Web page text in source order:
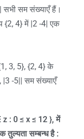
सभी सम संख्याएँ हैं।
{2, 4} में |2 -4| एक
3, 5}, {2, 4} के
|3 -5|| सम संख्याएँ
z : 0 ≤ x ≤ 12 },में
तुल्यता सम्बन्ध है :